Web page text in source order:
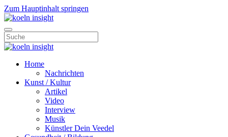
Zum Hauptinhalt springen
Home
Nachrichten
Kunst / Kultur
Artikel
Video
Interview
Musik
Künstler Dein Veedel